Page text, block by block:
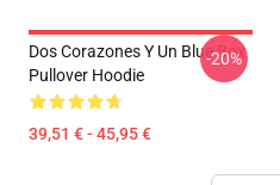
Dos Corazones Y Un Blue Box
Pullover Hoodie
39,51 € - 45,95 €
-20%